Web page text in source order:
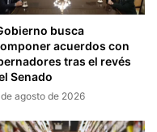
busca
acuerdos con
tras el revés
Senado
agosto de 2026